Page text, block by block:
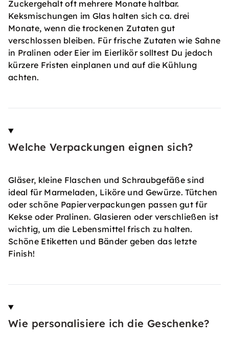
Zuckergehalt oft mehrere Monate haltbar.
Keksmischungen im Glas halten sich ca. drei
Monate, wenn die trockenen Zutaten gut
verschlossen bleiben. Für frische Zutaten wie Sahne
in Pralinen oder Eier im Eierlikör solltest Du jedoch
kürzere Fristen einplanen und auf die Kühlung
achten.
Welche Verpackungen eignen sich?
Gläser, kleine Flaschen und Schraubgefäße sind
ideal für Marmeladen, Liköre und Gewürze. Tütchen
oder schöne Papierverpackungen passen gut für
Kekse oder Pralinen. Glasieren oder verschließen ist
wichtig, um die Lebensmittel frisch zu halten.
Schöne Etiketten und Bänder geben das letzte
Finish!
Wie personalisiere ich die Geschenke?